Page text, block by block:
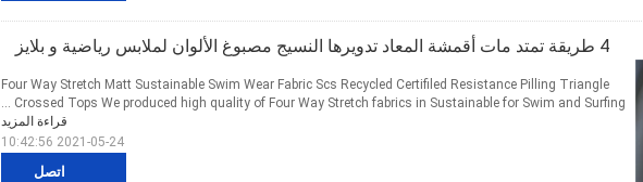
4 طريقة تمتد مات أقمشة المعاد تدويرها النسيج مصبوغ الألوان لملابس رياضية و بلايز
اتصل
Four Way Stretch Matt Sustainable Swim Wear Fabric Scs Recycled Certifiled Resistance Pilling Triangle
Crossed Tops We produced high quality of Four Way Stretch fabrics in Sustainable for Swim and Surfing ...
قراءة المزيد
2021-05-24 10:42:56